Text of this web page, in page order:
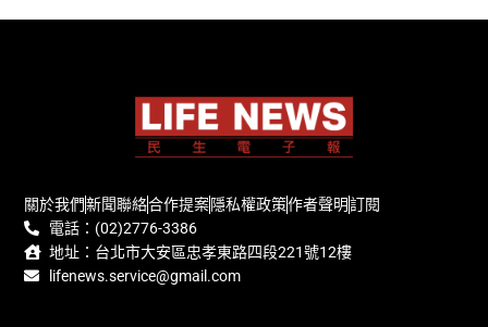
關於我們新聞聯絡合作提案隱私權政策作者聲明訂閱
電話：(02)2776-3386
地址：台北市大安區忠孝東路四段221號12樓
lifenews.service@gmail.com